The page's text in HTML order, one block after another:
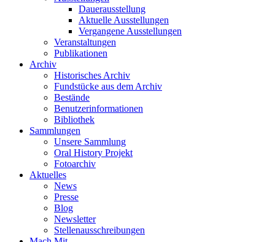
Dauerausstellung
Aktuelle Ausstellungen
Vergangene Ausstellungen
Veranstaltungen
Publikationen
Archiv
Historisches Archiv
Fundstücke aus dem Archiv
Bestände
Benutzerinformationen
Bibliothek
Sammlungen
Unsere Sammlung
Oral History Projekt
Fotoarchiv
Aktuelles
News
Presse
Blog
Newsletter
Stellenausschreibungen